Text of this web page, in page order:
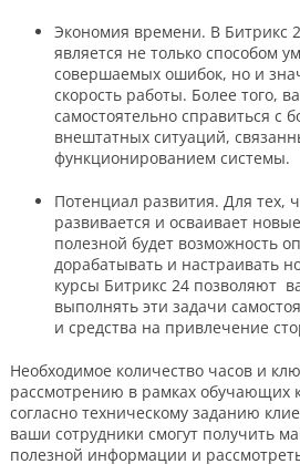
Экономия времени. В Битрикс
является не только способом
совершаемых ошибок, но и
скорость работы. Более того,
самостоятельно справиться с
внештатных ситуаций,
функционированием системы.
Потенциал развития. Для тех,
развивается и осваивает
полезной будет возможность
дорабатывать и настраивать
курсы Битрикс 24 позволяют
выполнять эти задачи
и средства на привлечение
Необходимое количество часов и
рассмотрению в рамках обучающих
согласно техническому заданию
ваши сотрудники смогут получить
полезной информации и